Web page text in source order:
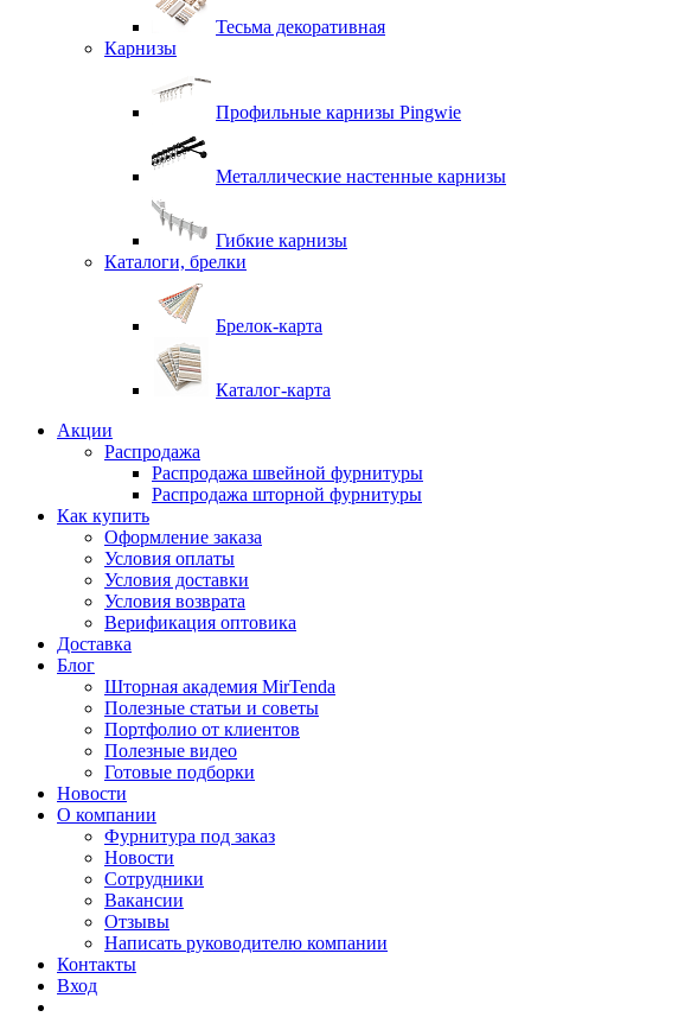
Тесьма декоративная
Карнизы
Профильные карнизы Pingwie
Металлические настенные карнизы
Гибкие карнизы
Каталоги, брелки
Брелок-карта
Каталог-карта
Акции
Распродажа
Распродажа швейной фурнитуры
Распродажа шторной фурнитуры
Как купить
Оформление заказа
Условия оплаты
Условия доставки
Условия возврата
Верификация оптовика
Доставка
Блог
Шторная академия MirTenda
Полезные статьи и советы
Портфолио от клиентов
Полезные видео
Готовые подборки
Новости
О компании
Фурнитура под заказ
Новости
Сотрудники
Вакансии
Отзывы
Написать руководителю компании
Контакты
Вход